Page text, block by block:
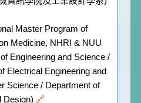
Master Program of
Medicine, NHRI & NUU
Engineering and Science /
Electrical Engineering and
Science / Department of
Design) 🔗